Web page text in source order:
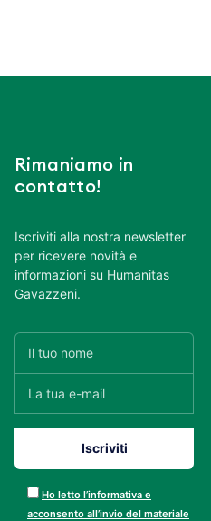
Rimaniamo in
contatto!
Iscriviti alla nostra newsletter
per ricevere novità e
informazioni su Humanitas
Gavazzeni.
Ho letto l’informativa e
acconsento all’invio del materiale